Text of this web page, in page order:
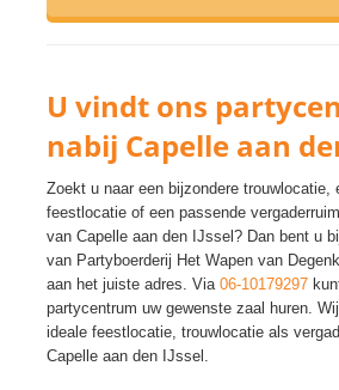
U vindt ons
nabij Capelle aan
Zoekt u naar een bijzondere trouwlocatie,
feestlocatie of een passende
van Capelle aan den IJssel? Dan bent u
van Partyboerderij Het Wapen van
aan het juiste adres. Via 06-10179297
partycentrum uw gewenste zaal huren.
ideale feestlocatie, trouwlocatie als
Capelle aan den IJssel.